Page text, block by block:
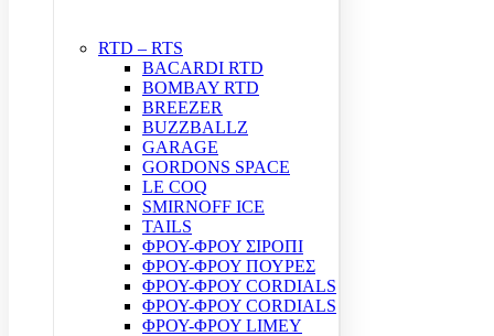
RTD – RTS
BACARDI RTD
BOMBAY RTD
BREEZER
BUZZBALLZ
GARAGE
GORDONS SPACE
LE COQ
SMIRNOFF ICE
TAILS
ΦΡΟΥ-ΦΡΟΥ ΣΙΡΟΠΙ
ΦΡΟΥ-ΦΡΟΥ ΠΟΥΡΕΣ
ΦΡΟΥ-ΦΡΟΥ CORDIALS
ΦΡΟΥ-ΦΡΟΥ CORDIALS
ΦΡΟΥ-ΦΡΟΥ LIMEY